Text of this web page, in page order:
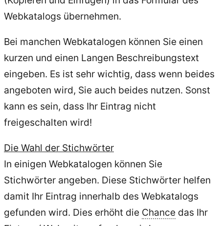
Webkatalogs übernehmen.
Bei manchen Webkatalogen können Sie einen
kurzen und einen Langen Beschreibungstext
eingeben. Es ist sehr wichtig, dass wenn beides
angeboten wird, Sie auch beides nutzen. Sonst
kann es sein, dass Ihr Eintrag nicht
freigeschalten wird!
Die Wahl der Stichwörter
In einigen Webkatalogen können Sie
Stichwörter angeben. Diese Stichwörter helfen
damit Ihr Eintrag innerhalb des Webkatalogs
gefunden wird. Dies erhöht die Chance das Ihr